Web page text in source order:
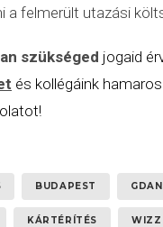
a felmerült utazási
szükséged jogaid
és kollégáink
BUDAPEST
KÁRTÉRÍTÉS WIZZ